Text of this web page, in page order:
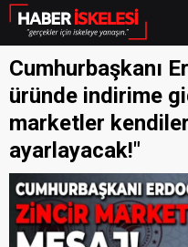
Cumhurbaşkanı
üründe indirime
marketler
ayarlayacak!"